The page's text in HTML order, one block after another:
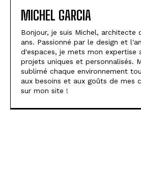
MICHEL GARCIA
Bonjour, je suis Michel, architecte
ans. Passionné par le design et
d'espaces, je mets mon expertise
projets uniques et personnalisés.
sublimé chaque environnement
aux besoins et aux goûts de mes
sur mon site !